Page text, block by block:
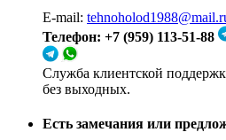
E-mail:
Телефон: +7 (959) 113-51-88
Служба клиентской
без выходных.
Есть замечания или